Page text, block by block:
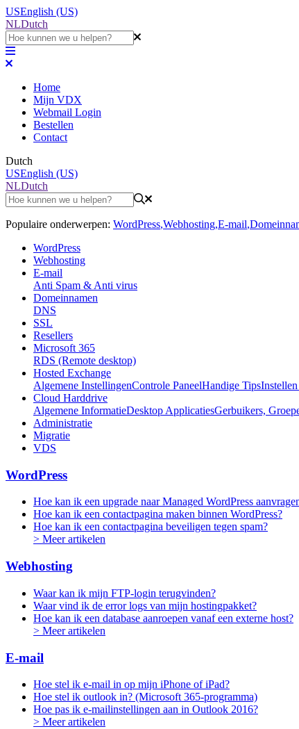
USEnglish (US)
NLDutch
Home
Mijn VDX
Webmail Login
Bestellen
Contact
Dutch
USEnglish (US)
NLDutch
Populaire onderwerpen: WordPress,Webhosting,E-mail,
WordPress
Webhosting
E-mail
Anti Spam & Anti virus
Domeinnamen
DNS
SSL
Resellers
Microsoft 365
RDS (Remote desktop)
Hosted Exchange
Algemene InstellingenControle PaneelHandige Tips
Cloud Harddrive
Algemene InformatieDesktop ApplicatiesGerbuikers,
Administratie
Migratie
VDS
WordPress
Hoe kan ik een upgrade naar Managed WordPress
Hoe kan ik een contactpagina maken binnen WordPress?
Hoe kan ik een contactpagina beveiligen tegen spam?
> Meer artikelen
Webhosting
Waar kan ik mijn FTP-login terugvinden?
Waar vind ik de error logs van mijn hostingpakket?
Hoe kan ik een database aanroepen vanaf een externe host?
> Meer artikelen
E-mail
Hoe stel ik e-mail in op mijn iPhone of iPad?
Hoe stel ik outlook in? (Microsoft 365-programma)
Hoe pas ik e-mailinstellingen aan in Outlook 2016?
> Meer artikelen